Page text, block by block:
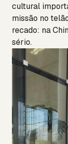
cultural
missão no
recado: na
sério.